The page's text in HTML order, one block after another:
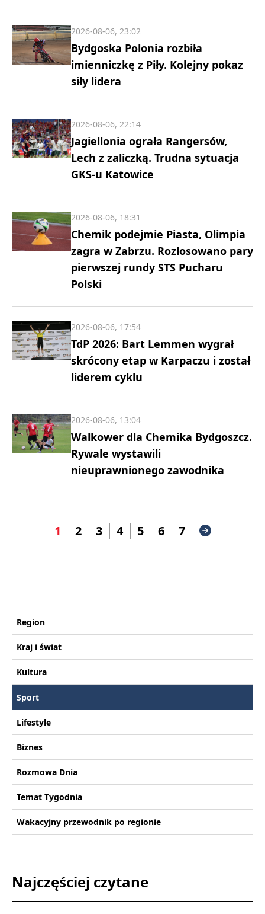
Bydgoska Polonia rozbiła
imienniczkę z Piły. Kolejny pokaz
siły lidera
2026-08-06, 23:02
Jagiellonia ograła Rangersów,
Lech z zaliczką. Trudna sytuacja
GKS-u Katowice
2026-08-06, 22:14
Chemik podejmie Piasta, Olimpia
zagra w Zabrzu. Rozlosowano pary
pierwszej rundy STS Pucharu
Polski
2026-08-06, 18:31
TdP 2026: Bart Lemmen wygrał
skrócony etap w Karpaczu i został
liderem cyklu
2026-08-06, 17:54
Walkower dla Chemika Bydgoszcz.
Rywale wystawili
nieuprawnionego zawodnika
2026-08-06, 13:04
1 2 3 4 5 6 7
Region
Kraj i świat
Kultura
Sport
Lifestyle
Biznes
Rozmowa Dnia
Temat Tygodnia
Wakacyjny przewodnik po regionie
Najczęściej czytane